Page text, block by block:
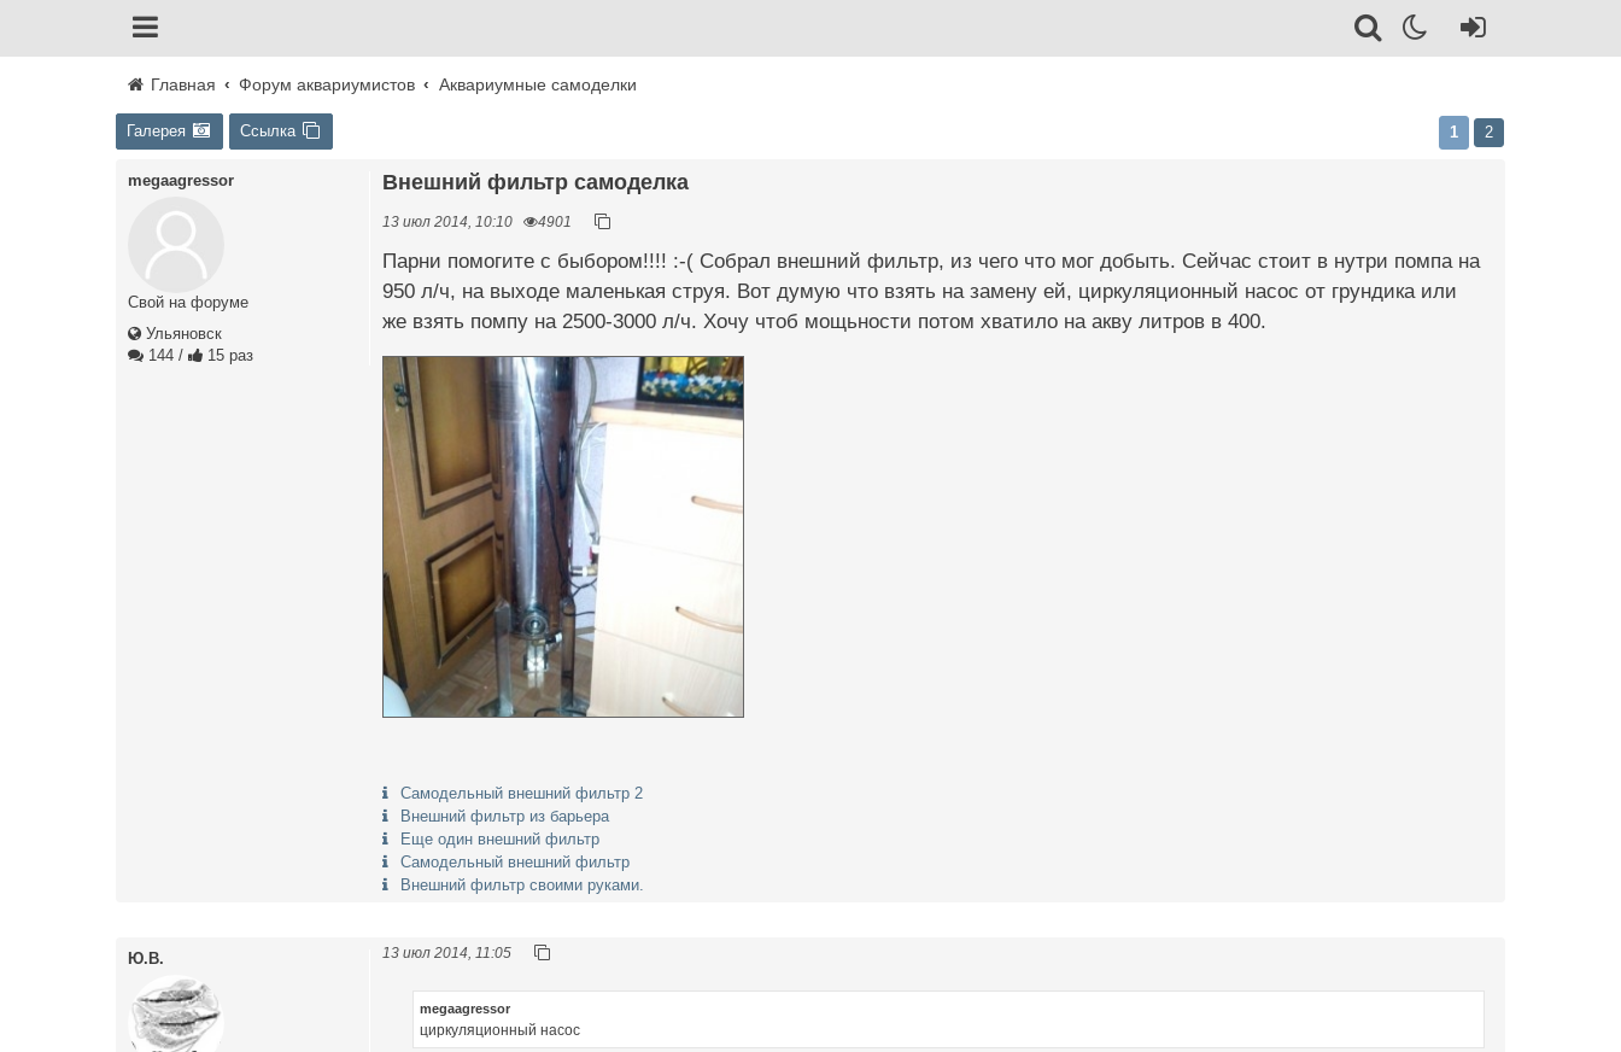
Главная Форум аквариумистов Аквариумные самоделки
Галерея Ссылка 1 2
megaagressor
Свой на форуме
Ульяновск
144 / 15 раз
Внешний фильтр самоделка
13 июл 2014, 10:10 4901
Парни помогите с быбором!!!! :-( Собрал внешний фильтр, из чего что мог добыть. Сейчас стоит в нутри помпа на
950 л/ч, на выходе маленькая струя. Вот думую что взять на замену ей, циркуляционный насос от грундика или
же взять помпу на 2500-3000 л/ч. Хочу чтоб мощьности потом хватило на акву литров в 400.
Самодельный внешний фильтр 2
Внешний фильтр из барьера
Еще один внешний фильтр
Самодельный внешний фильтр
Внешний фильтр своими руками.
Ю.В. 13 июл 2014, 11:05
megaagressor
циркуляционный насос